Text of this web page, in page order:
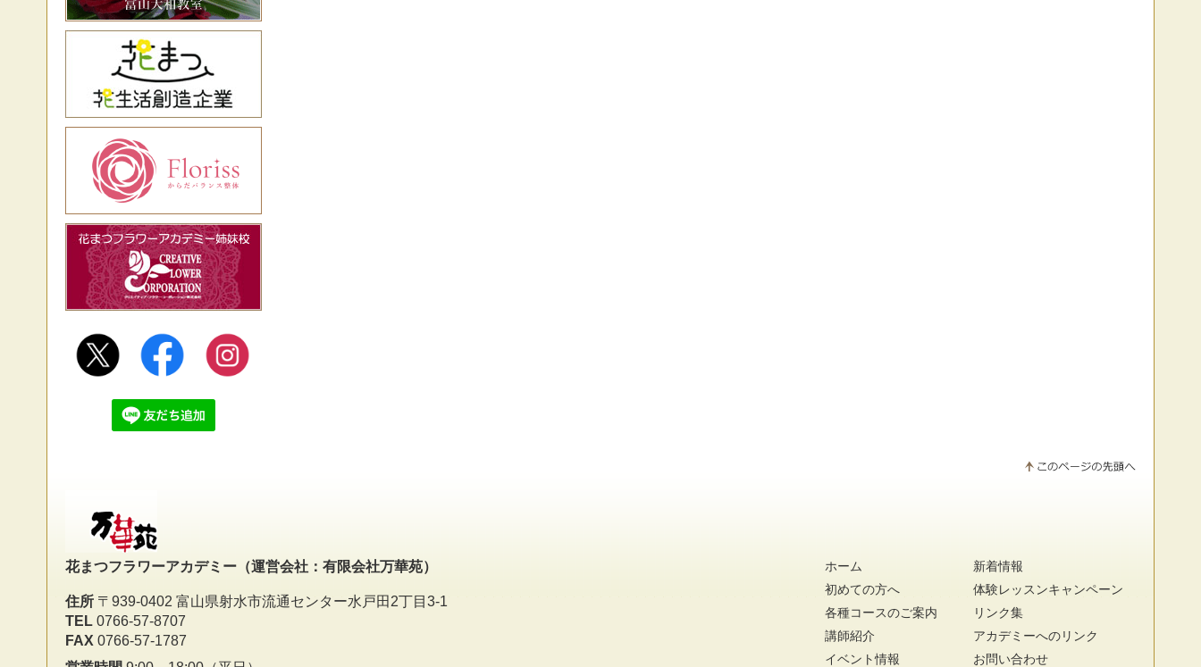
花まつフラワーアカデミー （運営会社：有限会社万華苑）
住所 〒939-0402 富山県射水市流通センター水戸田2丁目3-1
TEL 0766-57-8707
FAX 0766-57-1787
ホーム
初めての方へ
各種コースのご案内
講師紹介
イベント情報
新着情報
体験レッスンキャンペーン
リンク集
アカデミーへのリンク
お問い合わせ